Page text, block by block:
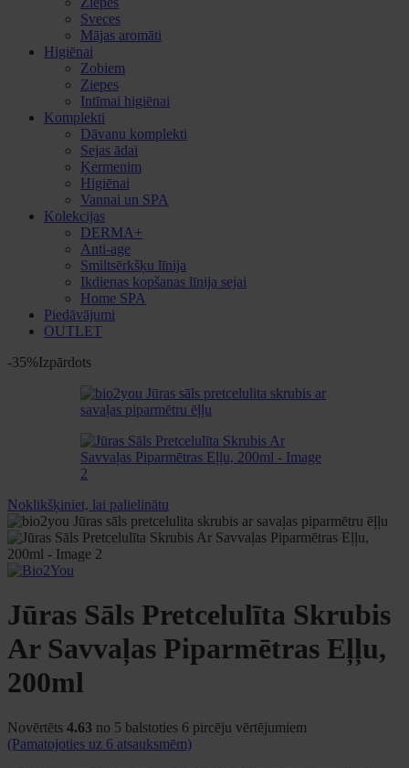
Sveces
Mājas aromāti
Higiēnai
Zobiem
Ziepes
Intīmai higiēnai
Komplekti
Dāvanu komplekti
Sejas ādai
Ķermenim
Higiēnai
Vannai un SPA
Kolekcijas
DERMA+
Anti-age
Smiltsērkšķu līnija
Ikdienas kopšanas līnija sejai
Home SPA
Piedāvājumi
OUTLET
-35%Izpārdots
Noklikšķiniet, lai palielinātu
Jūras Sāls Pretcelulīta Skrubis
Ar Savvaļas Piparmētras Eļļu,
200ml
Novērtēts 4.63 no 5 balstoties 6 pircēju vērtējumiem
(Pamatojoties uz 6 atsauksmēm)